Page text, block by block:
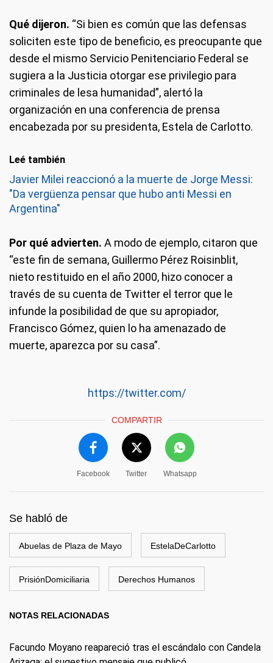
Qué dijeron. “Si bien es común que las defensas
soliciten este tipo de beneficio, es preocupante que
desde el mismo Servicio Penitenciario Federal se
sugiera a la Justicia otorgar ese privilegio para
criminales de lesa humanidad”, alertó la
organización en una conferencia de prensa
encabezada por su presidenta, Estela de Carlotto.
Leé también
Javier Milei reaccionó a la muerte de Jorge Messi:
"Da vergüenza pensar que hubo anti Messi en
Argentina"
Por qué advierten. A modo de ejemplo, citaron que
“este fin de semana, Guillermo Pérez Roisinblit,
nieto restituido en el año 2000, hizo conocer a
través de su cuenta de Twitter el terror que le
infunde la posibilidad de que su apropiador,
Francisco Gómez, quien lo ha amenazado de
muerte, aparezca por su casa”.
https://twitter.com/
COMPARTIR
Facebook Twitter Whatsapp
Se habló de
Abuelas de Plaza de Mayo EstelaDeCarlotto
PrisiónDomiciliaria Derechos Humanos
NOTAS RELACIONADAS
Facundo Moyano reapareció tras el escándalo con Candela